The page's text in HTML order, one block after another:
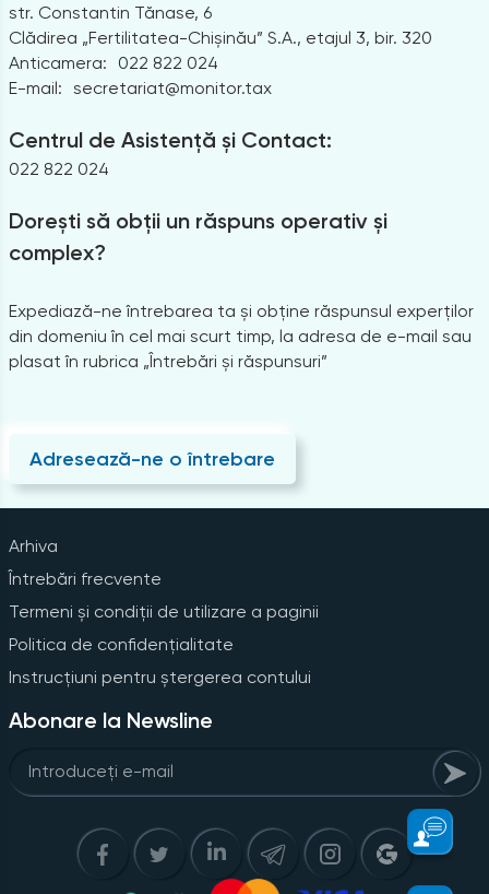
str. Constantin Tănase, 6
Clădirea „Fertilitatea-Chișinău” S.A., etajul 3, bir. 320
Anticamera:
022 822 024
E-mail: secretariat@monitor.tax
Centrul de Asistență și Contact:
022 822 024
Dorești să obții un răspuns operativ și
complex?
Expediază-ne întrebarea ta și obține răspunsul experților
din domeniu în cel mai scurt timp, la adresa de e-mail sau
plasat în rubrica „Întrebări și răspunsuri”
Adresează-ne o întrebare
Arhiva
Întrebări frecvente
Termeni și condiții de utilizare a paginii
Politica de confidențialitate
Instrucțiuni pentru ștergerea contului
Abonare la Newsline